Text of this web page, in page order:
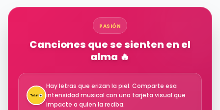
PASIÓN
Canciones que se sienten en el
alma 🔥
Hay letras que erizan la piel. Comparte esa
intensidad musical con una tarjeta visual que
impacte a quien la reciba.